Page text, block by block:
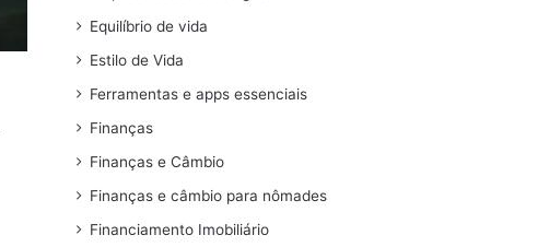
Equilíbrio de vida
Estilo de Vida
Ferramentas e apps essenciais
Finanças
Finanças e Câmbio
Finanças e câmbio para nômades
Financiamento Imobiliário